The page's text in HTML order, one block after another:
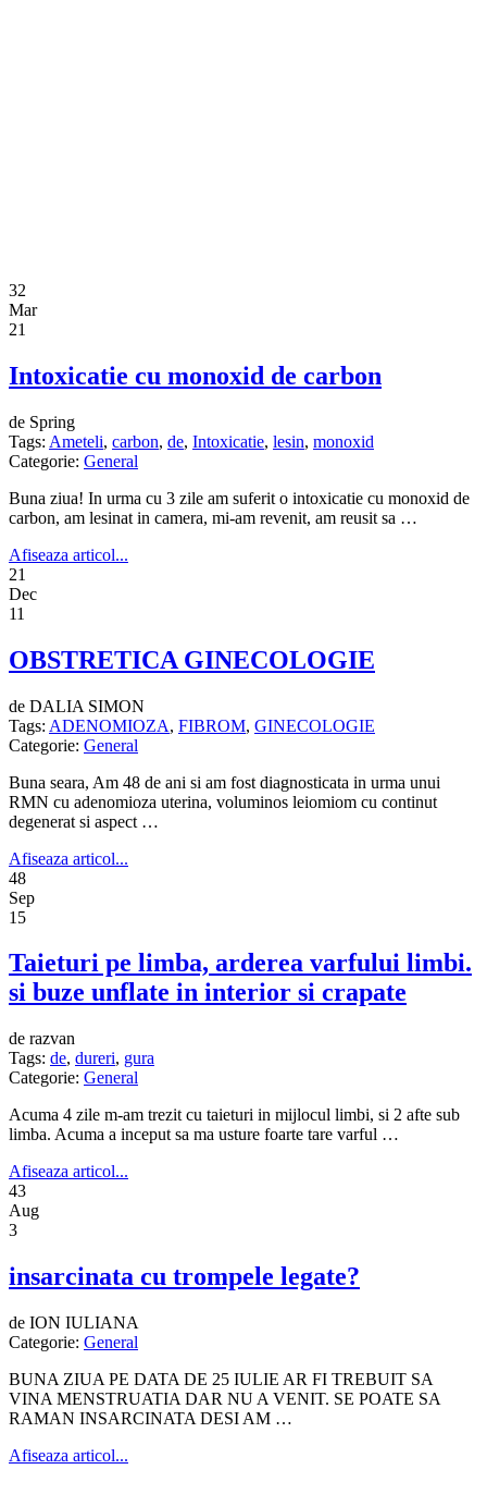
32
Mar
21
Intoxicatie cu monoxid de carbon
de Spring
Tags: Ameteli, carbon, de, Intoxicatie, lesin, monoxid
Categorie: General
Buna ziua! In urma cu 3 zile am suferit o intoxicatie cu monoxid de
carbon, am lesinat in camera, mi-am revenit, am reusit sa …
Afiseaza articol...
21
Dec
11
OBSTRETICA GINECOLOGIE
de DALIA SIMON
Tags: ADENOMIOZA, FIBROM, GINECOLOGIE
Categorie: General
Buna seara, Am 48 de ani si am fost diagnosticata in urma unui
RMN cu adenomioza uterina, voluminos leiomiom cu continut
degenerat si aspect …
Afiseaza articol...
48
Sep
15
Taieturi pe limba, arderea varfului limbi.
si buze unflate in interior si crapate
de razvan
Tags: de, dureri, gura
Categorie: General
Acuma 4 zile m-am trezit cu taieturi in mijlocul limbi, si 2 afte sub
limba. Acuma a inceput sa ma usture foarte tare varful …
Afiseaza articol...
43
Aug
3
insarcinata cu trompele legate?
de ION IULIANA
Categorie: General
BUNA ZIUA PE DATA DE 25 IULIE AR FI TREBUIT SA
VINA MENSTRUATIA DAR NU A VENIT. SE POATE SA
RAMAN INSARCINATA DESI AM …
Afiseaza articol...